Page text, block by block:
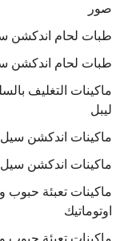
صور
طبات لحام اندكشن
طبات لحام اندكشن
ليبل
ماكينات اندكشن سيل
ماكينات اندكشن سيل
ماكينات تعبئة
اوتوماتيك